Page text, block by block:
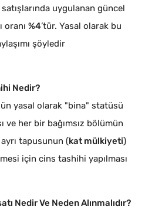
satışlarında uygulanan güncel
oranı %4’tür. Yasal olarak bu
şöyledir
Nedir?
yasal olarak "bina" statüsü
ve her bir bağımsız bölümün
tapusunun (kat mülkiyeti)
için cins tashihi yapılması
Nedir Ve Neden Alınmalıdır?